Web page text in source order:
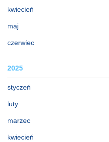
kwiecień
maj
czerwiec
2025
styczeń
luty
marzec
kwiecień